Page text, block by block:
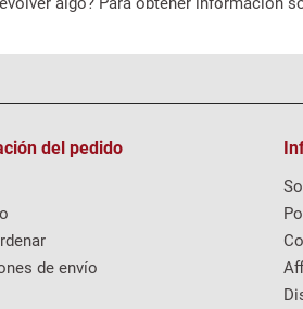
del pedido
de envío